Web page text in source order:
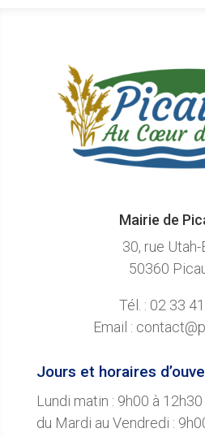
Mairie de
30, rue
50360
Tél. : 02 33
Email :
Jours et horaires
Lundi matin : 9h00 à 12h30
du Mardi au Vendredi :